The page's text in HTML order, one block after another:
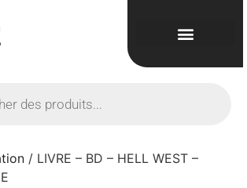
/ LIVRE – BD – HELL WEST –